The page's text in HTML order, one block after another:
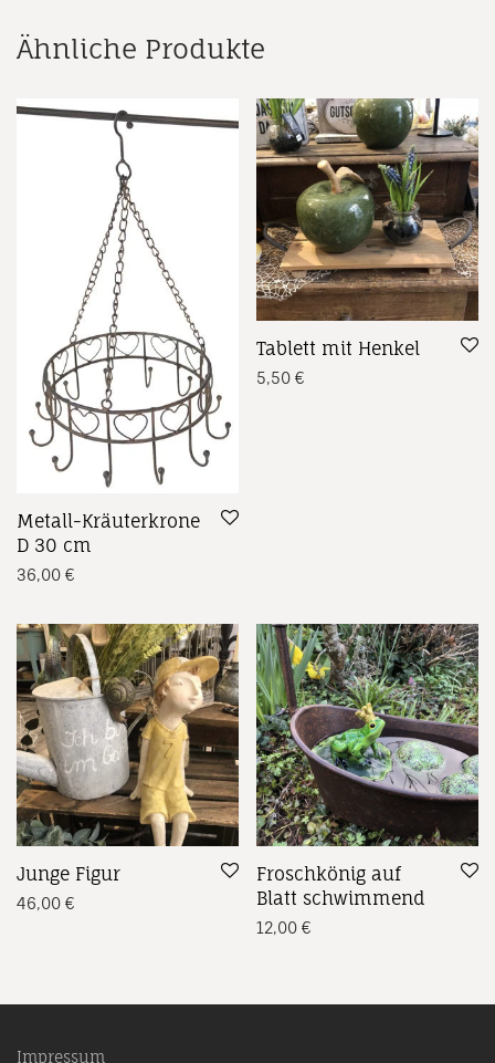
Ähnliche Produkte
Metall-Kräuterkrone
D 30 cm
36,00 €
Tablett mit Henkel
5,50 €
Junge Figur
46,00 €
Froschkönig auf
Blatt schwimmend
12,00 €
Impressum